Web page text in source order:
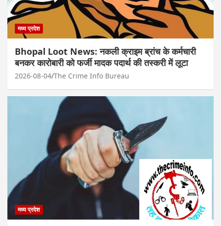
मध्य प्रदेश
Bhopal Loot News: नकली क्राइम ब्रांच के कर्मचारी
बनकर कारोबारी को फर्जी मादक पदार्थ की तस्करी में लूटा
2026-08-04 The Crime Info Bureau
मध्य प्रदेश